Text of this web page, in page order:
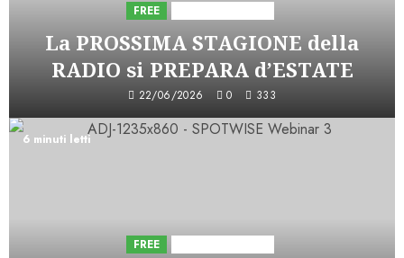
FREE
La PROSSIMA STAGIONE della
RADIO si PREPARA d’ESTATE
22/06/2026 0 333
6 minuti letti
FREE